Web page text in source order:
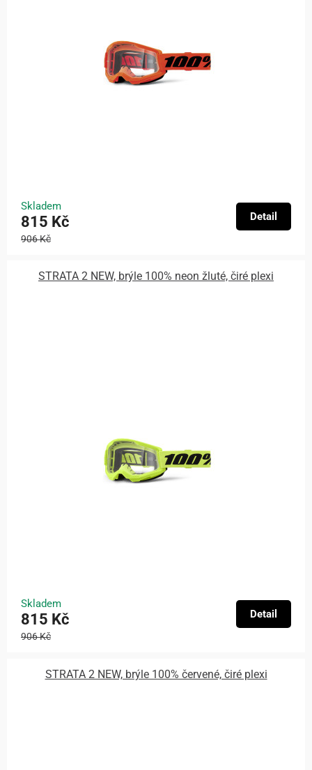
Skladem
815 Kč
906 Kč
Detail
STRATA 2 NEW, brýle 100% neon žluté, čiré plexi
Skladem
815 Kč
906 Kč
Detail
STRATA 2 NEW, brýle 100% červené, čiré plexi